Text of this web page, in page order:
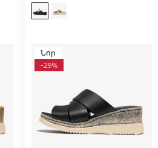
Նոր
-29%